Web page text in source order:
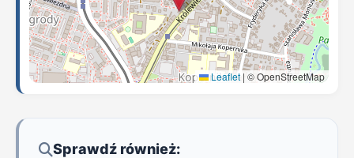
Leaflet | © OpenStreetMap
Sprawdź również: